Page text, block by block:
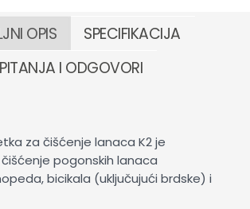
OPIS
SPECIFIKACIJA
PITANJA I ODGOVORI
za čišćenje lanaca K2 je
pogonskih lanaca
bicikala (uključujući brdske) i